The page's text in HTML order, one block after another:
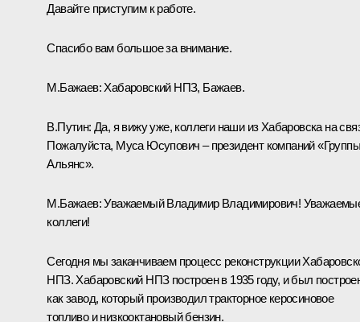
Давайте приступим к работе.
Спасибо вам большое за внимание.
М.Бажаев: Хабаровский НПЗ, Бажаев.
В.Путин: Да, я вижу уже, коллеги наши из Хабаровска на
Пожалуйста, Муса Юсупович – президент компаний «Группы
Альянс».
М.Бажаев:Уважаемый Владимир Владимирович!
коллеги!
Сегодня мы заканчиваем процесс реконструкции
НПЗ. Хабаровский НПЗ построен в 1935 году, и был
как завод, который производил тракторное керосиновое
топливо и низкооктановый бензин.